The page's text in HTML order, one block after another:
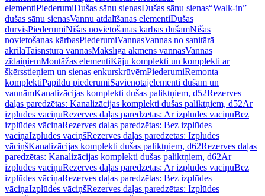
elementiPiederumiDušas sānu sienasDušas sānu sienas“Walk-in”
dušas sānu sienasVannu atdalīšanas elementiDušas
durvisPiederumiNišas novietošanas kārbas dušāmNišas
novietošanas kārbasPiederumiVannasVannas no sanitārā
akrilaTaisnstūra vannasMākslīgā akmens vannasVannas
zīdaiņiemMontāžas elementiKāju komplekti un komplekti ar
šķērsstieņiem un sienas enkurskrūvēmPiederumiRemonta
komplektiPapildu piederumiSavienotājelementi dušām un
vannāmKanalizācijas komplekti dušas paliktņiem, d52Rezerves
daļas paredzētas: Kanalizācijas komplekti dušas paliktņiem, d52Ar
izplūdes vāciņuRezerves daļas paredzētas: Ar izplūdes vāciņuBez
izplūdes vāciņaRezerves daļas paredzētas: Bez izplūdes
vāciņaIzplūdes vāciņšRezerves daļas paredzētas: Izplūdes
vāciņšKanalizācijas komplekti dušas paliktņiem, d62Rezerves daļas
paredzētas: Kanalizācijas komplekti dušas paliktņiem, d62Ar
izplūdes vāciņuRezerves daļas paredzētas: Ar izplūdes vāciņuBez
izplūdes vāciņaRezerves daļas paredzētas: Bez izplūdes
vāciņaIzplūdes vāciņšRezerves daļas paredzētas: Izplūdes